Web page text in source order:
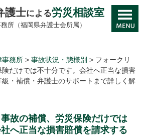
護士による労災相談室
所（福岡県弁護士会所属）
事務所 >事故状況・態様別 > フォークリ
だけでは不十分です。会社へ正当な損害
・補償・弁護士のサポートまで詳しく解
故の補償、労災保険だけでは
へ正当な損害賠償を請求する